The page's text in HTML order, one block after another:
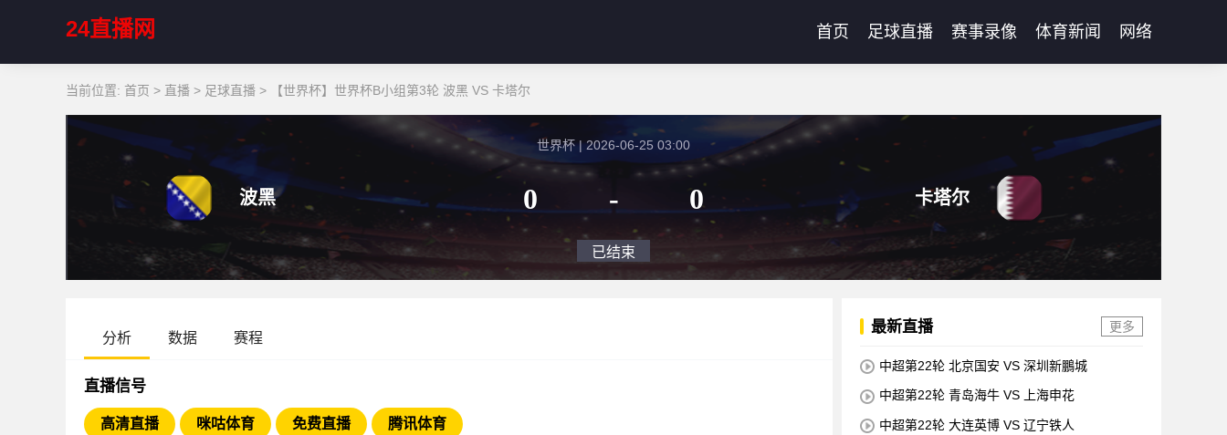
24直播网 首页 足球直播 赛事录像 体育新闻 网络
当前位置: 首页 > 直播 > 足球直播 > 【世界杯】世界杯B小组第3轮 波黑 VS 卡塔尔
波黑
世界杯 | 2026-06-25 03:00
0 - 0
已结束
卡塔尔
分析 数据 赛程
直播信号
高清直播 咪咕体育 免费直播 腾讯体育
最新直播 更多
中超第22轮 北京国安 VS 深圳新鵬城
中超第22轮 青岛海牛 VS 上海申花
中超第22轮 大连英博 VS 辽宁铁人